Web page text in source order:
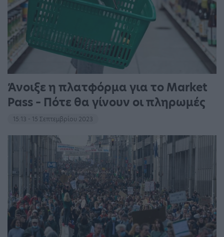
Άνοιξε η πλατφόρμα για το Market
Pass – Πότε θα γίνουν οι πληρωμές
15:13 - 15 Σεπτεμβρίου 2023